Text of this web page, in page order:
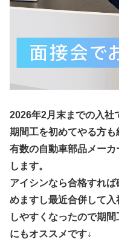
2026年2月末までの入社
期間工を初めてやる方
有数の自動車部品メー
します。
アイシンなら合格すれ
めますし最近合併して
しやすくなったので期
にもオススメです↓